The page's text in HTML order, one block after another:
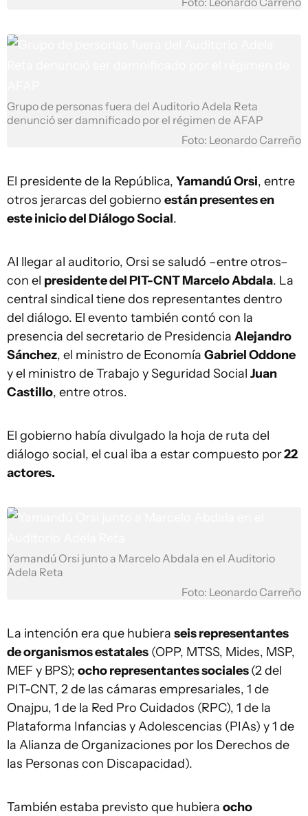
Grupo de personas fuera del Auditorio Adela Reta
denunció ser damnificado por el régimen de AFAP
Foto: Leonardo Carreño
El presidente de la República, Yamandú Orsi, entre
otros jerarcas del gobierno están presentes en
este inicio del Diálogo Social.
Al llegar al auditorio, Orsi se saludó –entre otros–
con el presidente del PIT-CNT Marcelo Abdala. La
central sindical tiene dos representantes dentro
del diálogo. El evento también contó con la
presencia del secretario de Presidencia Alejandro
Sánchez, el ministro de Economía Gabriel Oddone
y el ministro de Trabajo y Seguridad Social Juan
Castillo, entre otros.
El gobierno había divulgado la hoja de ruta del
diálogo social, el cual iba a estar compuesto por22
actores.
Yamandú Orsi junto a Marcelo Abdala en el Auditorio
Adela Reta
Foto: Leonardo Carreño
La intención era que hubiera seis representantes
de organismos estatales (OPP, MTSS, Mides, MSP,
MEF y BPS); ocho representantes sociales(2 del
PIT-CNT, 2 de las cámaras empresariales, 1 de
Onajpu, 1 de la Red Pro Cuidados (RPC), 1 de la
Plataforma Infancias y Adolescencias (PIAs) y 1 de
la Alianza de Organizaciones por los Derechos de
las Personas con Discapacidad).
También estaba previsto que hubiera ocho